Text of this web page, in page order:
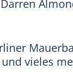
vieles